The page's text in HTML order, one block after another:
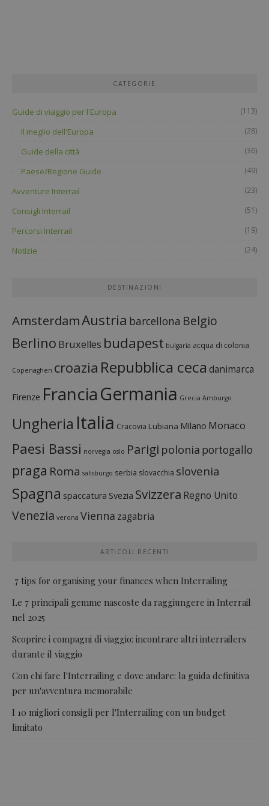
CATEGORIE
Guide di viaggio per l'Europa (113)
Il meglio dell'Europa (28)
Guide della città (36)
Paese/Regione Guide (49)
Avventure Interrail (23)
Consigli Interrail (51)
Percorsi Interrail (19)
Notizie (24)
DESTINAZIONI
AmsterdamAustria barcellona Belgio
Berlino Bruxelles budapest bulgaria acqua di colonia
Copenaghen croazia Repubblica ceca danimarca
Firenze FranciaGermania Grecia Amburgo
Ungheria Italia Cracovia Lubiana Milano Monaco
Paesi Bassi norvegia oslo Parigi polonia portogallo
praga Roma salisburgo serbia slovacchia slovenia
Spagna spaccatura Svezia Svizzera Regno Unito
Venezia verona Vienna zagabria
ARTICOLI RECENTI
7 tips for organising your finances when Interrailing
Le 7 principali gemme nascoste da raggiungere in Interrail
nel 2025
Scoprire i compagni di viaggio: incontrare altri interrailers
durante il viaggio
Con chi fare l'Interrailing e dove andare: la guida definitiva
per un'avventura memorabile
I 10 migliori consigli per l'Interrailing con un budget
limitato